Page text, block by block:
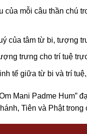
của mỗi câu thần chú
của tâm từ bi, tượng
trưng cho trí tuệ
tế giữa từ bi và trí
Mani Padme
Tiên và Phật